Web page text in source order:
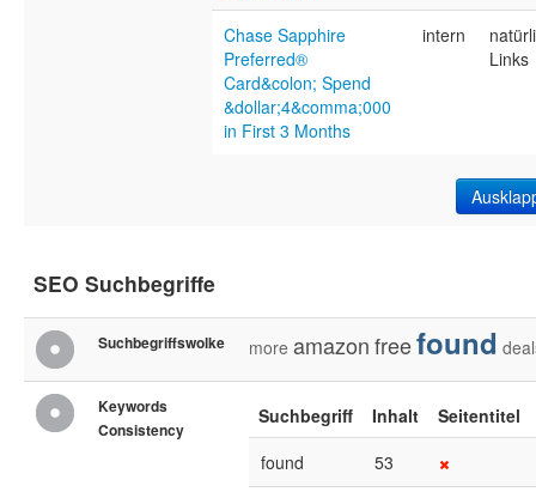
Chase Sapphire
Preferred®
Card&colon; Spend
&dollar;4&comma;000
in First 3 Months
intern
Links
SEO Suchbegriffe
Suchbegriffswolke more amazonfreefound
Keywords
Consistency
Suchbegriff Inhalt
Seitentitel
found
53